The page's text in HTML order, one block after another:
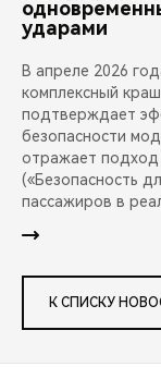
ударами
В апреле 2026
комплексный
подтверждает
безопасности
отражает подход
(«Безопасность
пассажиров в
К СПИСКУ